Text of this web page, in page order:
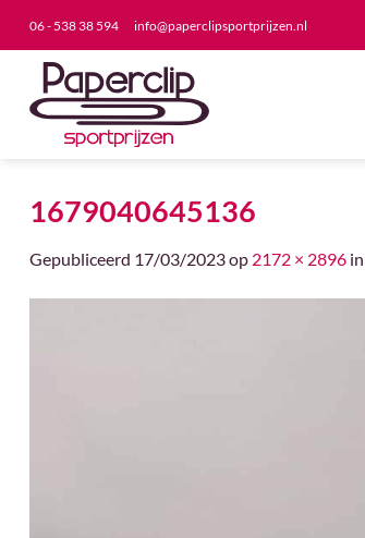
inhoud
06 - 538 38 594 info@paperclipsportprijzen.nl
1679040645136
Gepubliceerd 17/03/2023op 2172 × 2896 in